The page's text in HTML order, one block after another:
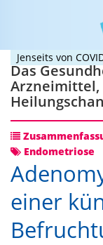
von COVID-
Das
Arzneimittel,
Endometriose
einer